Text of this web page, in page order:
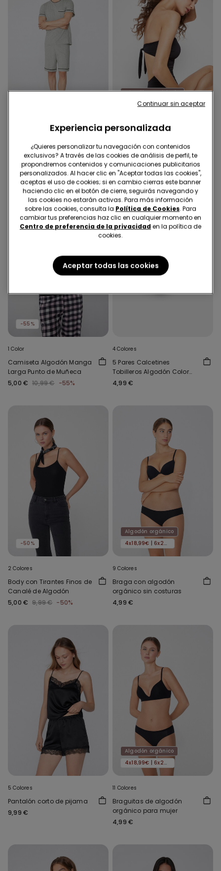
Pijama Corto de Algodón
con Ribete y Bolsillo
10,00 € 16,99 € -41%
Microfibra reciclada
-40%
1 Color
Bañador Entero Bandeau
Frunce Microfibra
Reciclada
12,00 € 19,99 € -40%
-55%
1 Color
Camiseta Algodón Manga
Larga Punto de Muñeca
5,00 € 10,99 € -55%
4 Colores
5 Pares Calcetines
Tobilleros Algodón Color
Liso Unisex
4,99 €
-50%
2 Colores
Body con Tirantes Finos de
Canalé de Algodón
5,00 € 9,99 € -50%
Algodón orgánico
4x18,99€ | 6x24,99€
9 Colores
Braga con algodón
orgánico sin costuras
4,99 €
5 Colores
Pantalón corto de pijama
9,99 €
Algodón orgánico
4x18,99€ | 6x24,99€
11 Colores
Braguitas de algodón
orgánico para mujer
4,99 €
Experiencia personalizada
¿Quieres personalizar tu navegación con contenidos
exclusivos? A través de las cookies de análisis de perfil, te
propondremos contenidos y comunicaciones publicitarios
personalizados. Al hacer clic en "Aceptar todas las cookies",
aceptas el uso de cookies; si en cambio cierras este banner
haciendo clic en el botón de cierre, seguirás navegando y
las cookies no estarán activas. Para más información
sobre las cookies, consulta la Política de Cookies. Para
cambiar tus preferencias haz clic en cualquier momento en
Centro de preferencia de la privacidad en la política de
cookies.
Aceptar todas las cookies
Continuar sin aceptar